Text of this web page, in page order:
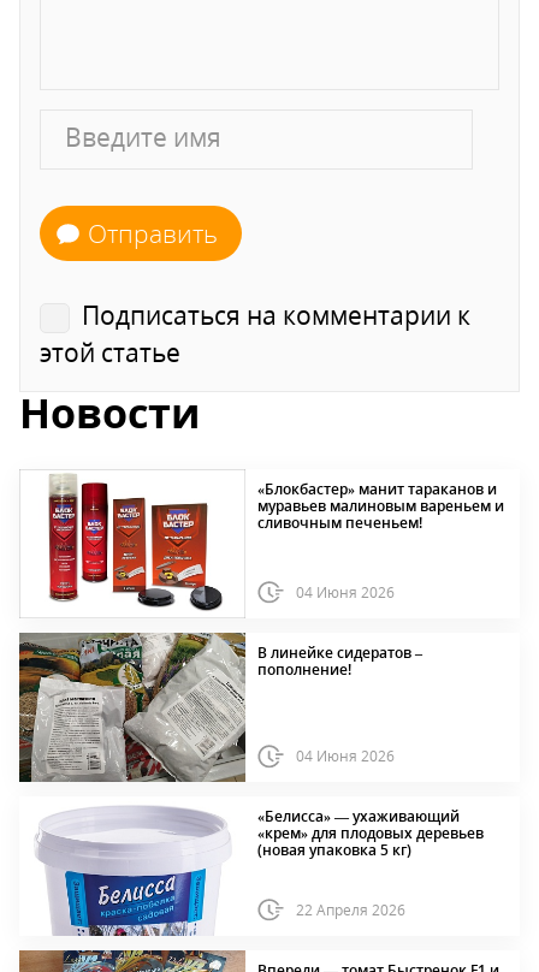
Отправить
Подписаться на комментарии к
этой статье
Новости
«Блокбастер» манит тараканов и
муравьев малиновым вареньем и
сливочным печеньем!
04 Июня 2026
В линейке сидератов –
пополнение!
04 Июня 2026
«Белисса» — ухаживающий
«крем» для плодовых деревьев
(новая упаковка 5 кг)
22 Апреля 2026